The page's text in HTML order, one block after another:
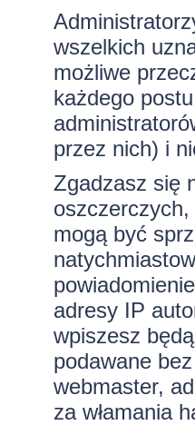
wszelkich
możliwe
każdego
przez nich) i
Zgadzasz się
mogą być
adresy IP
wpiszesz
podawane
webmaster,
za włamania